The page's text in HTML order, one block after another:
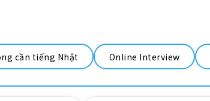
cần tiếng Nhật Online Interview